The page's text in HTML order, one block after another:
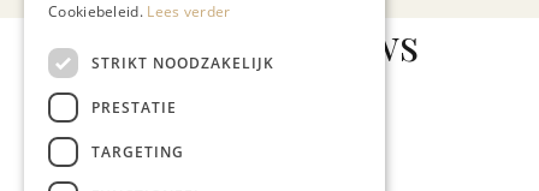
Gerelateerd nieuws
Cookiebeleid. Lees verder
STRIKT NOODZAKELIJK
PRESTATIE
TARGETING